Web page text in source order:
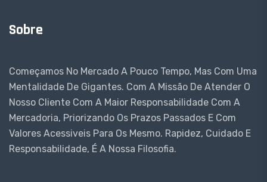
Sobre
Começamos No Mercado A Pouco Tempo, Mas Com Uma
Mentalidade De Gigantes. Com A Missão De Atender O
Nosso Cliente Com A Maior Responsabilidade Com A
Mercadoria, Priorizando Os Prazos Passados E Com
Valores Acessiveis Para Os Mesmo. Rapidez, Cuidado E
Responsabilidade, É A Nossa Filosofia.